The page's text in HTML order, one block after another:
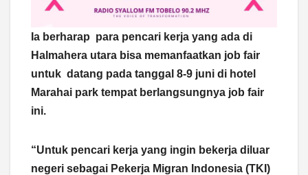
Ia berharap para pencari kerja yang ada di
Halmahera utara bisa memanfaatkan job fair
untuk datang pada tanggal 8-9 juni di hotel
Marahai park tempat berlangsungnya job fair
ini.
“Untuk pencari kerja yang ingin bekerja diluar
negeri sebagai Pekerja Migran Indonesia (TKI)